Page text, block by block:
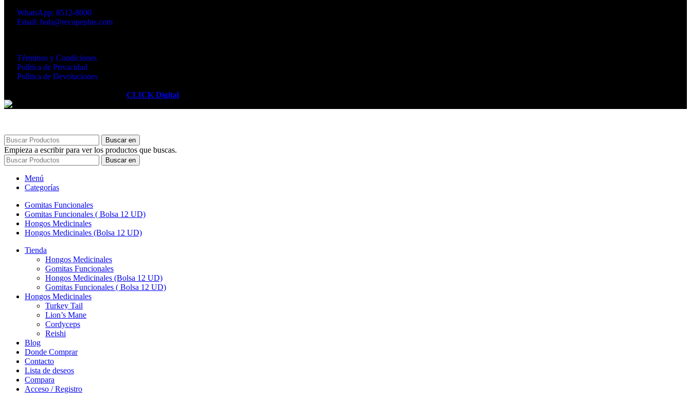
WhatsApp: 8512-8000
Email: hola@recupeplus.com
Términos y Condiciones
Política de Privacidad
Política de Devoluciones
CLICK Digital
Buscar en
Empieza a escribir para ver los productos que buscas.
Buscar en
Menú
Categorías
Gomitas Funcionales
Gomitas Funcionales ( Bolsa 12 UD)
Hongos Medicinales
Hongos Medicinales (Bolsa 12 UD)
Tienda
Hongos Medicinales
Gomitas Funcionales
Hongos Medicinales (Bolsa 12 UD)
Gomitas Funcionales ( Bolsa 12 UD)
Hongos Medicinales
Turkey Tail
Lion’s Mane
Cordyceps
Reishi
Blog
Donde Comprar
Contacto
Lista de deseos
Compara
Acceso / Registro